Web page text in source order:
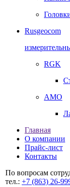
Rusgeocom
RGK
AMO
Главная
О компании
Прайс-лист
Контакты
По вопросам
тел.: +7 (863)